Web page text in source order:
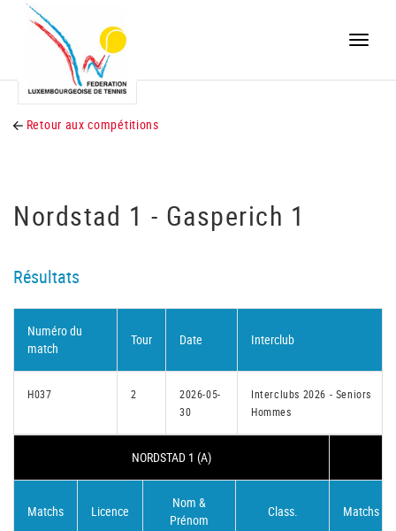
Toggle
Retour aux compétitions
Nordstad 1 - Gasperich 1
Résultats
Numéro du
match
Tour Date Interclub
H037 2
2026-05-
30
Interclubs 2026 - Seniors
Hommes
NORDSTAD 1 (A)
Matchs Licence
Nom &
Prénom
Class. Matchs